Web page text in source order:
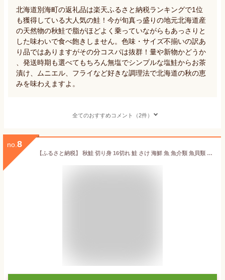
北海道別海町の返礼品は楽天ふるさと納税ランキングで1位
も獲得している大人気の鮭！今が旬真っ盛りの地元北海道産
の天然物の秋鮭で脂がほどよく乗っていながらもあっさりと
した味わいで食べ飽きしません。色味・サイズ不揃いの訳あ
り品ではありますがその分コスパは抜群！量や新物かどうか
、発送時期も選べてもちろん無塩でシンプルな塩鮭からお茶
漬け、ムニエル、フライなど好きな調理法で北海道の秋の恵
みを味わえますよ。
全てのおすすめコメント（2件）
no. 8
【ふるさと納税】 秋鮭 切り身 16切れ 鮭 さけ 海鮮 魚 魚介類 魚貝類 無塩鮭 冷凍 朝食 おかず ご飯 さかな 魚 焼き魚 FISH ごはん 夕飯 おかず おつまみ 晩酌 米 丼 海産物 海鮮 魚介 魚介類 大船渡 三陸 岩手県 国産